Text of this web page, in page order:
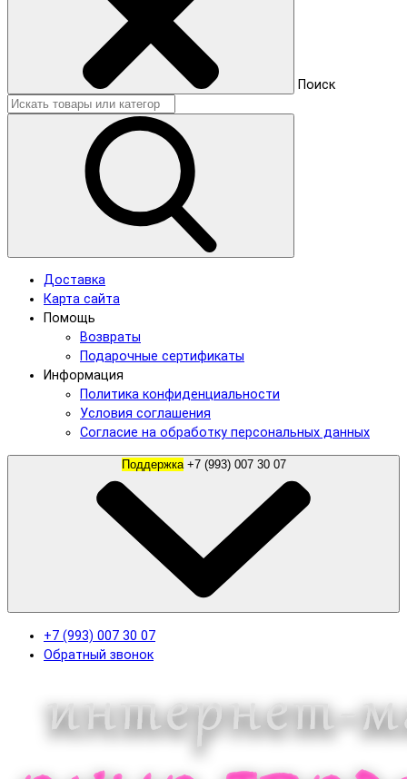
Поиск
Доставка
Карта сайта
Помощь
Возвраты
Подарочные сертификаты
Информация
Политика конфиденциальности
Условия соглашения
Согласие на обработку персональных данных
Поддержка +7 (993) 007 30 07
+7 (993) 007 30 07
Обратный звонок